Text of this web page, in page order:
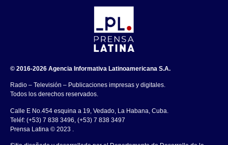
© 2016-2026 Agencia Informativa Latinoamericana S.A.
Radio – Televisión – Publicaciones impresas y digitales.
Todos los derechos reservados.
Calle E No.454 esquina a 19, Vedado, La Habana, Cuba.
Teléf: (+53) 7 838 3496, (+53) 7 838 3497
Prensa Latina © 2023 .